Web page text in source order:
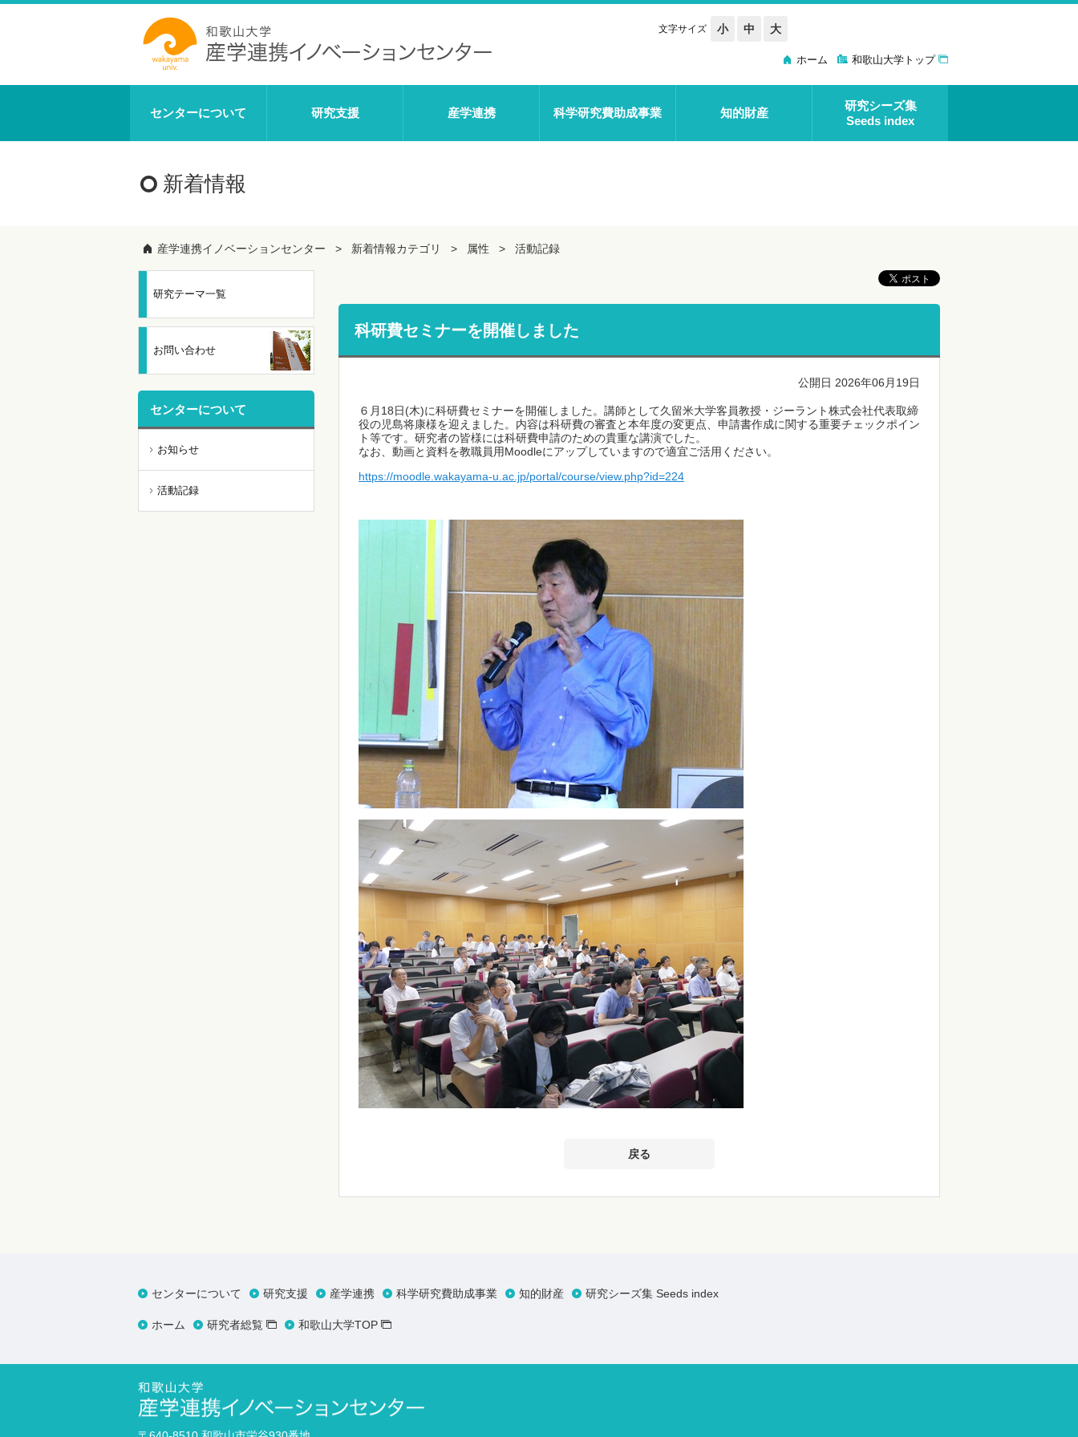
文字サイズ 小 中 大
ホーム 和歌山大学トップ
センターについて 研究支援 産学連携 科学研究費助成事業 知的財産
研究シーズ集
Seeds index
新着情報
産学連携イノベーションセンター 新着情報カテゴリ 属性 活動記録
科研費セミナーを開催しました
公開日 2026年06月19日
６月18日(木)に科研費セミナーを開催しました。講師として久留米大学客員教授・ジーラント株式会社代表取締
役の児島将康様を迎えました。内容は科研費の審査と本年度の変更点、申請書作成に関する重要チェックポイン
ト等です。研究者の皆様には科研費申請のための貴重な講演でした。
なお、動画と資料を教職員用Moodleにアップしていますので適宜ご活用ください。
https://moodle.wakayama-u.ac.jp/portal/course/view.php?id=224
戻る
研究テーマ一覧
お問い合わせ
センターについて
お知らせ
活動記録
センターについて 研究支援 産学連携 科学研究費助成事業 知的財産 研究シーズ集 Seeds index
ホーム 研究者総覧 和歌山大学TOP